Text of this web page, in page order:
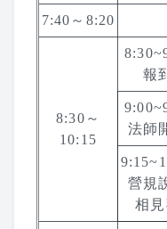
2024 課程
2023 課程
2022 上課
2022 上
2021 上課
7:40～8:20
8:30～
10:15
報
法師
營規
相